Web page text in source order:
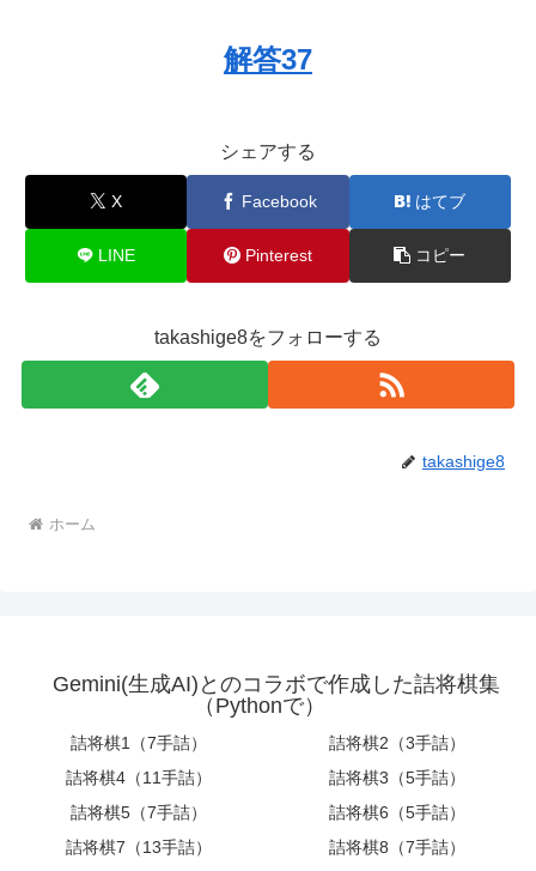
解答37
シェアする
X Facebook はてブ
LINE Pinterest コピー
takashige8をフォローする
takashige8
ホーム
Gemini(生成AI)とのコラボで作成した詰将棋集
（Pythonで）
詰将棋1（7手詰）
詰将棋2（3手詰）
詰将棋4（11手詰）
詰将棋3（5手詰）
詰将棋5（7手詰）
詰将棋6（5手詰）
詰将棋7（13手詰）
詰将棋8（7手詰）